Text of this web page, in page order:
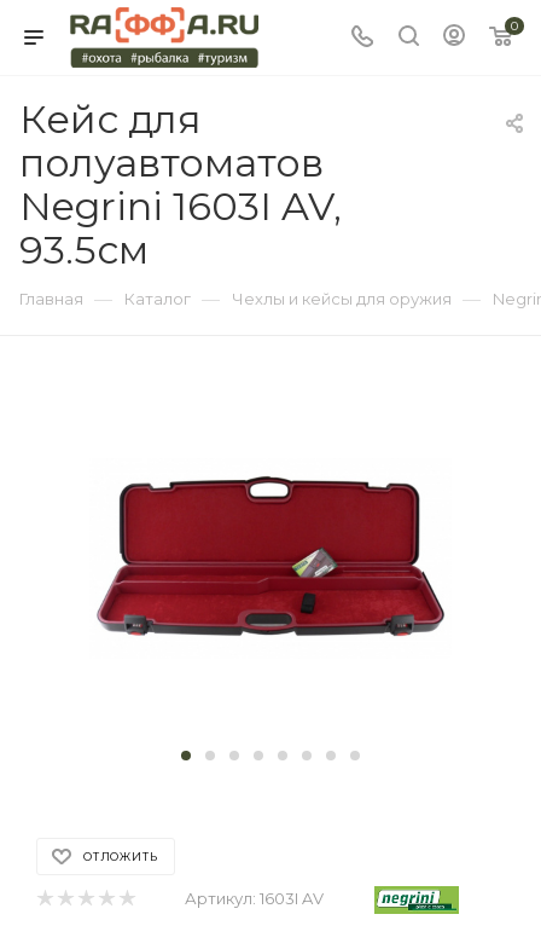
0
Кейс для
полуавтоматов
Negrini 1603I AV,
93.5см
Главная — Каталог — Чехлы и кейсы для оружия —
ОТЛОЖИТЬ
Артикул: 1603I AV